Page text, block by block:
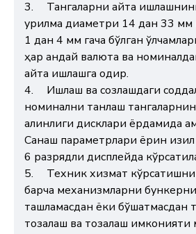
3.
Тангаларни қайта
қурилма диаметри 14 дан 33 мм
1 дан 4 мм гача бўлган
ҳар қандай валюта ва
қайта ишлашга қодир.
4.
Ишлаш ва созлашдаги
номинални танлаш
қалинлиги дисклари ёрдамида
Санаш параметрлари ёрқин
6 разрядли дисплейда
5.
Техник хизмат
барча механизмларни
ташламасдан ёки бўшатмасдан
тозалаш ва тозалаш имконияти